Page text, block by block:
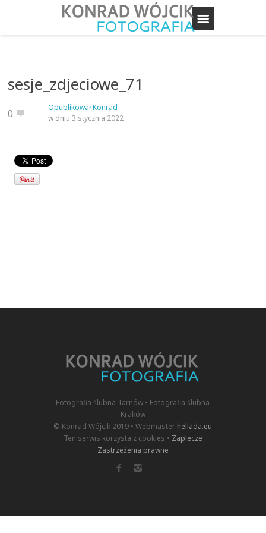
sesje_zdjeciowe_71
0 OpublikowałKonrad
w dniu3 stycznia 2022
Fotografia ślubna Tarnów • Fotografia ślubna
Kraków
© Konrad Wójcik 2019 • Webmaster hellada.eu
Ten serwis korzysta z cookies • Zaplecze
Zastrzeżenia prawne